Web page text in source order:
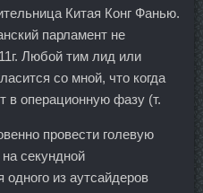
Китая Конг Фанью.
парламент не
Любой тим лид или
со мной, что когда
в операционную фазу (т.
провести голевую
секундной
из аутсайдеров